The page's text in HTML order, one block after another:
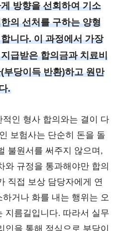
방향을 선회하여 기소
의 선처를 구하는 양형
니다. 이 과정에서 가장
급받은 합의금과 치료비
부당이득 반환)하고 원만
.
인 형사 합의와는 결이 다
보험사는 단순히 돈을 돌
불원서를 써주지 않으며,
와 규정을 통과해야만 합의
직접 보상 담당자에게 연
거나 화를 내는 행위는 오
지름길입니다. 따라서 실무
을 통해 정식으로 부당이